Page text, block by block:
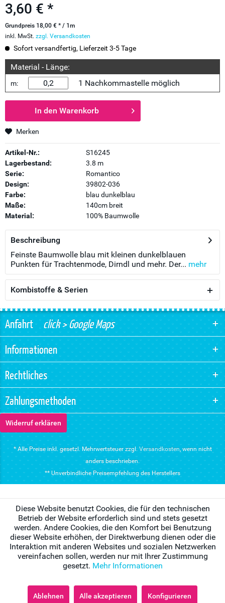
3,60 € *
Grundpreis 18,00 € * / 1m
inkl. MwSt. zzgl. Versandkosten
Sofort versandfertig, Lieferzeit 3-5 Tage
Material - Länge:
m: 1 Nachkommastelle möglich
In den Warenkorb
Merken
Artikel-Nr.:
S16245
Lagerbestand:
3.8 m
Serie:
Romantico
Design:
39802-036
Farbe:
blau dunkelblau
Maße:
140cm breit
Material:
100% Baumwolle
Beschreibung
Feinste Baumwolle blau mit kleinen dunkelblauen
Punkten für Trachtenmode, Dirndl und mehr. Der... mehr
Kombistoffe & Serien
Anfahrtclick > Google Maps
Informationen
Rechtliches
Zahlungsmethoden
Widerruf erklären
* Alle Preise inkl. gesetzl. Mehrwertsteuer zzgl. Versandkosten, wenn nicht
anders beschrieben.
** Unverbindliche Preisempfehlung des Herstellers
Diese Website benutzt Cookies, die für den technischen
Betrieb der Website erforderlich sind und stets gesetzt
werden. Andere Cookies, die den Komfort bei Benutzung
dieser Website erhöhen, der Direktwerbung dienen oder die
Interaktion mit anderen Websites und sozialen Netzwerken
vereinfachen sollen, werden nur mit Ihrer Zustimmung
gesetzt. Mehr Informationen
Ablehnen Alle akzeptieren Konfigurieren